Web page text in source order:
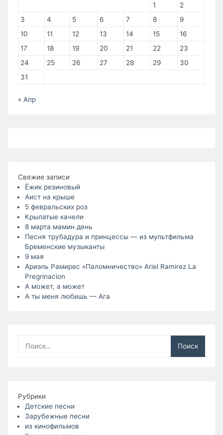
1
2
3
4 5 6 7 8
9
10
11 12 13 14 15
16
17
18 19 20 21 22
23
24
25 26 27 28 29
30
31
« Апр
Свежие записи
Ёжик резиновый
Аист на крыше
5 февральских роз
Крылатые качели
8 марта мамин день
Песня трубадура и принцессы — из мультфильма
Бременские музыканты
9 мая
Ариэль Рамирес «Паломничество» Ariel Ramirez La
Pregrinacion
А может, а может
А ты меня любишь — Ага
Рубрики
Детские песни
Зарубежные песни
из кинофильмов